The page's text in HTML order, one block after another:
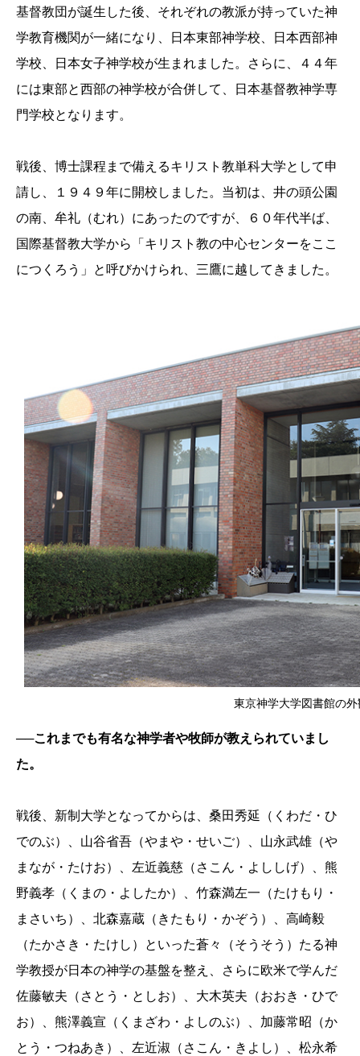
基督教団が誕生した後、それぞれの教派が持っていた神
学教育機関が一緒になり、日本東部神学校、日本西部神
学校、日本女子神学校が生まれました。さらに、４４年
には東部と西部の神学校が合併して、日本基督教神学専
門学校となります。
戦後、博士課程まで備えるキリスト教単科大学として申
請し、１９４９年に開校しました。当初は、井の頭公園
の南、牟礼（むれ）にあったのですが、６０年代半ば、
国際基督教大学から「キリスト教の中心センターをここ
につくろう」と呼びかけられ、三鷹に越してきました。
東京神学大学図書館の外
──これまでも有名な神学者や牧師が教えられていまし
た。
戦後、新制大学となってからは、桑田秀延（くわだ・ひ
でのぶ）、山谷省吾（やまや・せいご）、山永武雄（や
まなが・たけお）、左近義慈（さこん・よししげ）、熊
野義孝（くまの・よしたか）、竹森満左一（たけもり・
まさいち）、北森嘉蔵（きたもり・かぞう）、高崎毅
（たかさき・たけし）といった蒼々（そうそう）たる神
学教授が日本の神学の基盤を整え、さらに欧米で学んだ
佐藤敏夫（さとう・としお）、大木英夫（おおき・ひで
お）、熊澤義宣（くまざわ・よしのぶ）、加藤常昭（か
とう・つねあき）、左近淑（さこん・きよし）、松永希